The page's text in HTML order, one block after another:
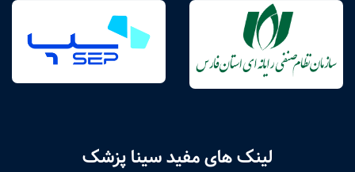
لینک های مفید سینا پزشک